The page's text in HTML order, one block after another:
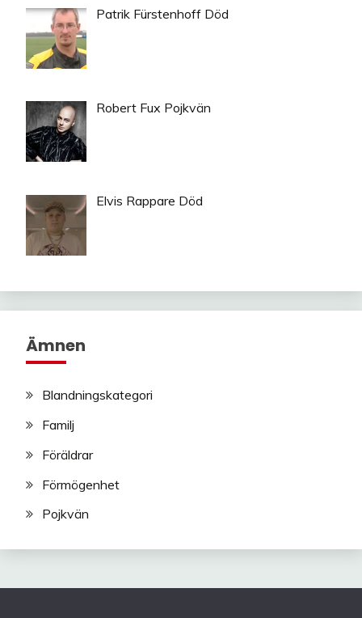
Patrik Fürstenhoff Död
Robert Fux Pojkvän
Elvis Rappare Död
Ämnen
Blandningskategori
Familj
Föräldrar
Förmögenhet
Pojkvän